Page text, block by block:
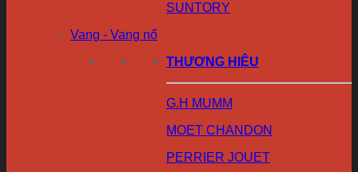
SUNTORY
Vang - Vang nổ
THƯƠNG HIỆU
G.H MUMM
MOET CHANDON
PERRIER JOUET